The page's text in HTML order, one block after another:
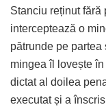
Stanciu reținut fără
interceptează o
pătrunde pe
mingea îl lovește
dictat al doilea
executat și a